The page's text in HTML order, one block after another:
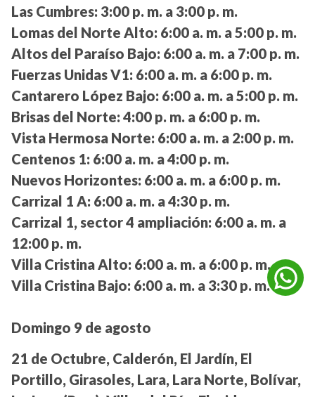
Las Cumbres: 3:00 p. m. a 3:00 p. m.
Lomas del Norte Alto: 6:00 a. m. a 5:00 p. m.
Altos del Paraíso Bajo: 6:00 a. m. a 7:00 p. m.
Fuerzas Unidas V1: 6:00 a. m. a 6:00 p. m.
Cantarero López Bajo: 6:00 a. m. a 5:00 p. m.
Brisas del Norte: 4:00 p. m. a 6:00 p. m.
Vista Hermosa Norte: 6:00 a. m. a 2:00 p. m.
Centenos 1: 6:00 a. m. a 4:00 p. m.
Nuevos Horizontes: 6:00 a. m. a 6:00 p. m.
Carrizal 1 A: 6:00 a. m. a 4:30 p. m.
Carrizal 1, sector 4 ampliación: 6:00 a. m. a
12:00 p. m.
Villa Cristina Alto: 6:00 a. m. a 6:00 p. m.
Villa Cristina Bajo: 6:00 a. m. a 3:30 p. m.
Domingo 9 de agosto
21 de Octubre, Calderón, El Jardín, El
Portillo, Girasoles, Lara, Lara Norte, Bolívar,